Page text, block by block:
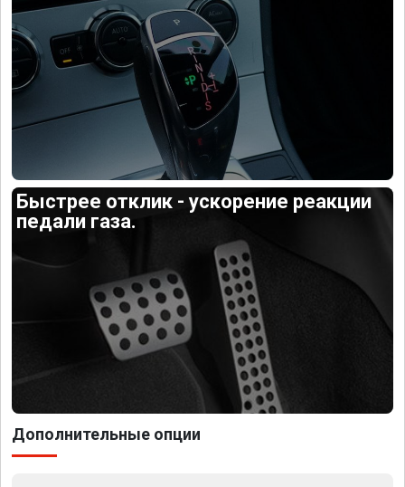
Быстрее отклик - ускорение реакции
педали газа.
Дополнительные опции